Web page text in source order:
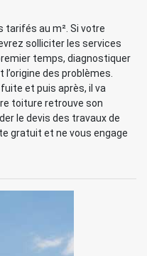
tarifés au m². Si votre
solliciter les services
temps, diagnostiquer
des problèmes.
et puis après, il va
toiture retrouve son
le devis des travaux de
gratuit et ne vous engage